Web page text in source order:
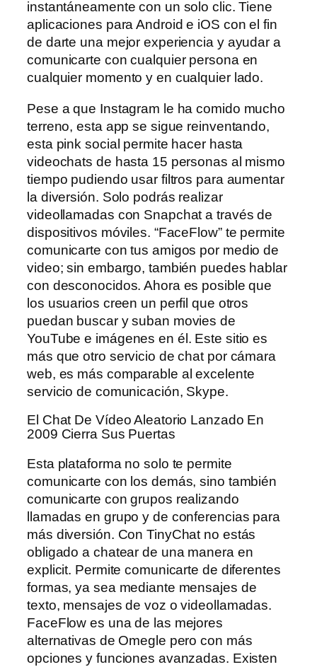
instantáneamente con un solo clic. Tiene
aplicaciones para Android e iOS con el fin
de darte una mejor experiencia y ayudar a
comunicarte con cualquier persona en
cualquier momento y en cualquier lado.
Pese a que Instagram le ha comido mucho
terreno, esta app se sigue reinventando,
esta pink social permite hacer hasta
videochats de hasta 15 personas al mismo
tiempo pudiendo usar filtros para aumentar
la diversión. Solo podrás realizar
videollamadas con Snapchat a través de
dispositivos móviles. “FaceFlow” te permite
comunicarte con tus amigos por medio de
video; sin embargo, también puedes hablar
con desconocidos. Ahora es posible que
los usuarios creen un perfil que otros
puedan buscar y suban movies de
YouTube e imágenes en él. Este sitio es
más que otro servicio de chat por cámara
web, es más comparable al excelente
servicio de comunicación, Skype.
El Chat De Vídeo Aleatorio Lanzado En
2009 Cierra Sus Puertas
Esta plataforma no solo te permite
comunicarte con los demás, sino también
comunicarte con grupos realizando
llamadas en grupo y de conferencias para
más diversión. Con TinyChat no estás
obligado a chatear de una manera en
explicit. Permite comunicarte de diferentes
formas, ya sea mediante mensajes de
texto, mensajes de voz o videollamadas.
FaceFlow es una de las mejores
alternativas de Omegle pero con más
opciones y funciones avanzadas. Existen